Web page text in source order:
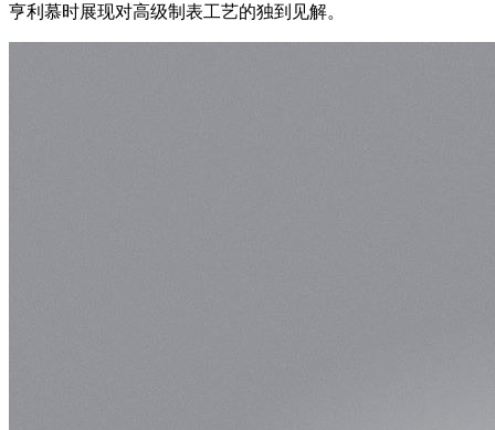
亨利慕时展现对高级制表工艺的独到见解。